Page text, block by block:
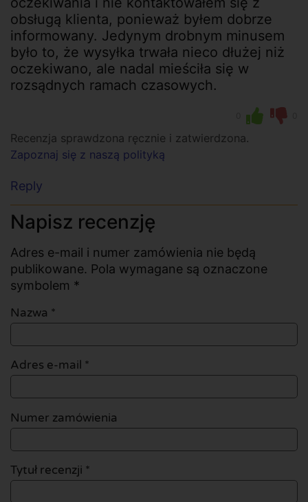
obsługą klienta, ponieważ byłem dobrze
informowany. Jedynym drobnym minusem
było to, że wysyłka trwała nieco dłużej niż
oczekiwano, ale nadal mieściła się w
rozsądnych ramach czasowych.
Recenzja sprawdzona ręcznie i zatwierdzona.
Zapoznaj się z naszą polityką
Reply
Napisz recenzję
Adres e-mail i numer zamówienia nie będą
publikowane. Pola wymagane są oznaczone
symbolem *
Nazwa *
Adres e-mail *
Numer zamówienia
Tytuł recenzji *